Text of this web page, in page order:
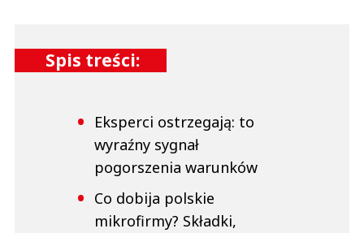
Spis treści:
Eksperci ostrzegają: to
wyraźny sygnał
pogorszenia warunków
Co dobija polskie
mikrofirmy? Składki,